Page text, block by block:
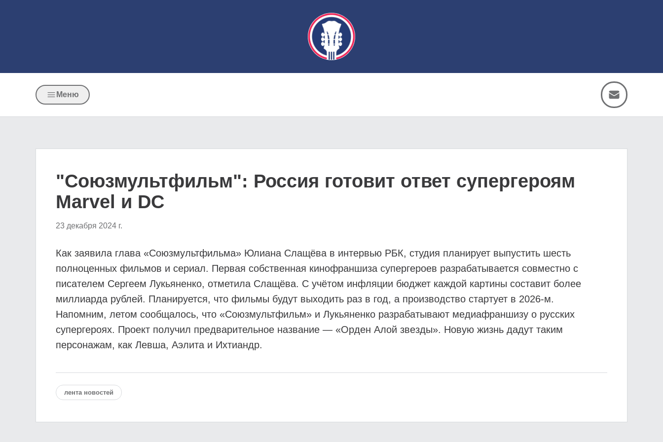
Меню
"Союзмультфильм": Россия готовит ответ супергероям
Marvel и DC
23 декабря 2024 г.
Как заявила глава «Союзмультфильма» Юлиана Слащёва в интервью РБК, студия планирует выпустить шесть
полноценных фильмов и сериал. Первая собственная кинофраншиза супергероев разрабатывается совместно с
писателем Сергеем Лукьяненко, отметила Слащёва. С учётом инфляции бюджет каждой картины составит более
миллиарда рублей. Планируется, что фильмы будут выходить раз в год, а производство стартует в 2026-м.
Напомним, летом сообщалось, что «Союзмультфильм» и Лукьяненко разрабатывают медиафраншизу о русских
супергероях. Проект получил предварительное название — «Орден Алой звезды». Новую жизнь дадут таким
персонажам, как Левша, Аэлита и Ихтиандр.
лента новостей